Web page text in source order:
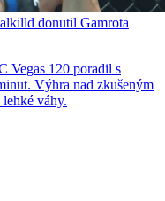
donutil Gamrota
Vegas 120 poradil s
Výhra nad zkušeným
váhy.